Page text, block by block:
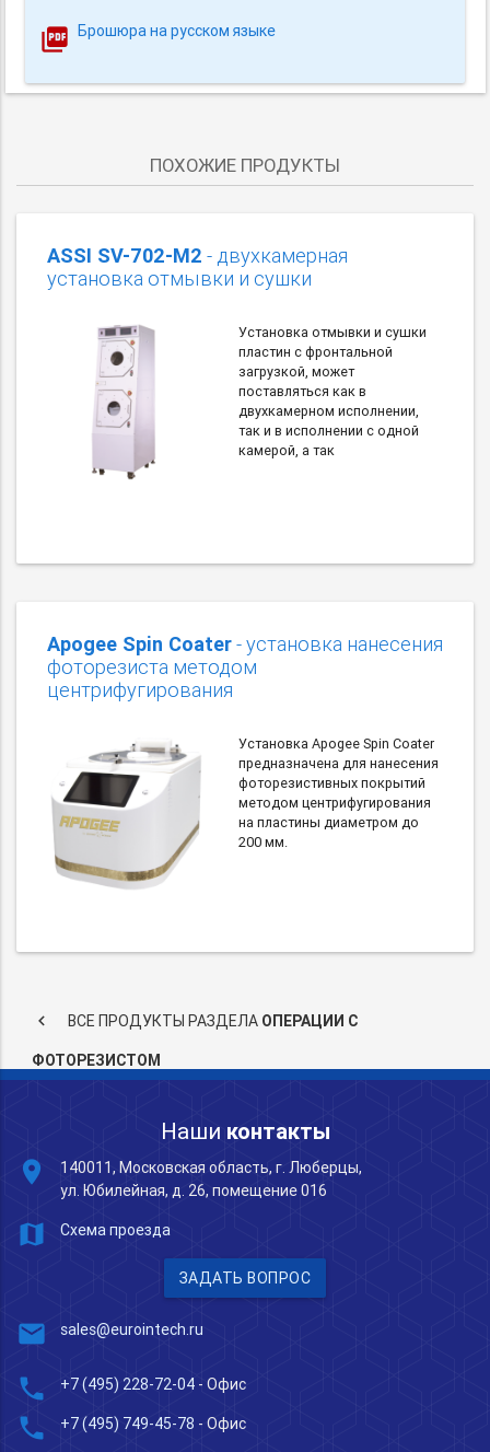
Брошюра на русском языке
ПОХОЖИЕ ПРОДУКТЫ
ASSI SV-702-M2 - двухкамерная
установка отмывки и сушки
Установка отмывки и сушки
пластин с фронтальной
загрузкой, может
поставляться как в
двухкамерном исполнении,
так и в исполнении с одной
камерой, а так
Apogee Spin Coater- установка нанесения
фоторезиста методом
центрифугирования
Установка Apogee Spin Coater
предназначена для нанесения
фоторезистивных покрытий
методом центрифугирования
на пластины диаметром до
200 мм.
keyboard_arrow_left ВСЕ ПРОДУКТЫ РАЗДЕЛА ОПЕРАЦИИ С
ФОТОРЕЗИСТОМ
Наши контакты
place
140011, Московская область, г. Люберцы,
ул. Юбилейная, д. 26, помещение 016
map Схема проезда
ЗАДАТЬ ВОПРОС
mail sales@eurointech.ru
phone +7 (495) 228-72-04 - Офис
phone +7 (495) 749-45-78 - Офис